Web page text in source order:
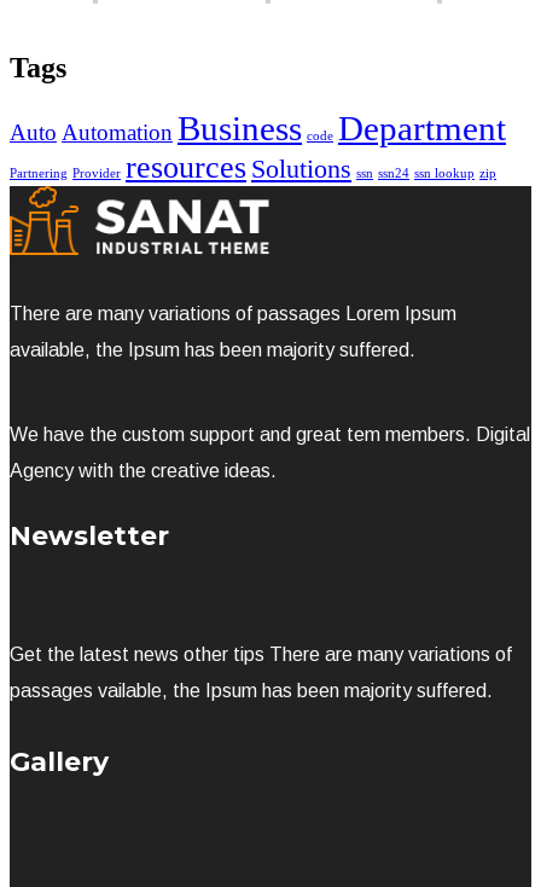
Tags
Auto Automation Business code Department
Partnering Provider resources Solutions ssn ssn24 ssn lookup zip
There are many variations of passages Lorem Ipsum
available, the Ipsum has been majority suffered.
We have the custom support and great tem members. Digital
Agency with the creative ideas.
Newsletter
Get the latest news other tips There are many variations of
passages vailable, the Ipsum has been majority suffered.
Gallery